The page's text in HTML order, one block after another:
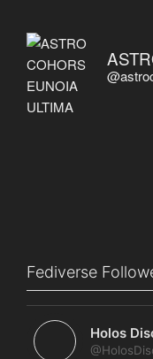
Fediverse
Holos